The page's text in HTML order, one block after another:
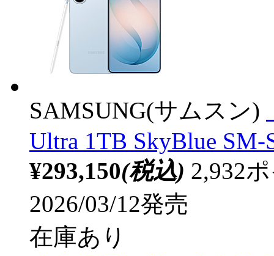
SAMSUNG(サムスン)
Ultra 1TB SkyBlue SM-
¥293,150(税込) 2,932
2026/03/12発売
在庫あり